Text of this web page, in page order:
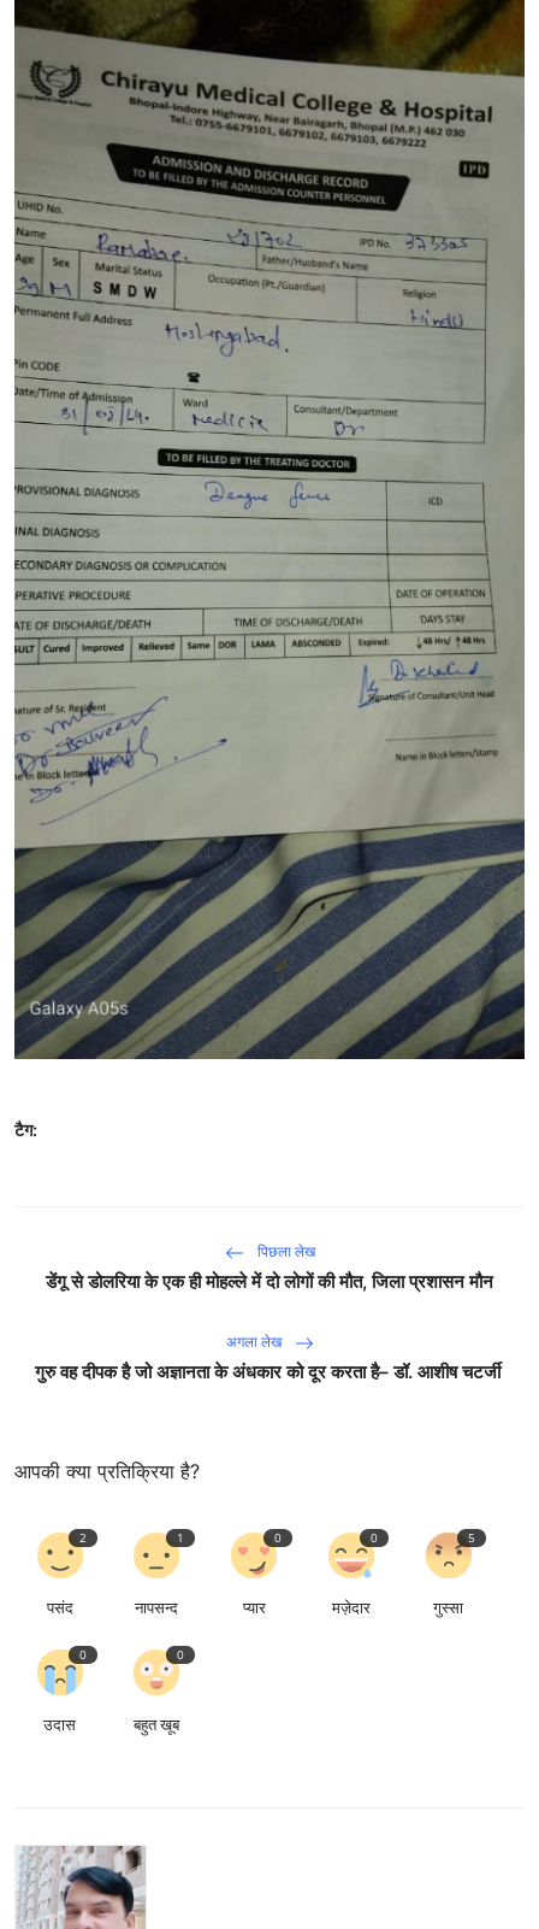
टैग:
पिछला लेख
डेंगू से डोलरिया के एक ही मोहल्ले में दो लोगों की मौत, जिला प्रशासन मौन
अगला लेख
गुरु वह दीपक है जो अज्ञानता के अंधकार को दूर करता है– डॉ. आशीष चटर्जी
आपकी क्या प्रतिक्रिया है?
2
पसंद
1
नापसन्द
0
प्यार
0
मज़ेदार
5
गुस्सा
0
उदास
0
बहुत खूब